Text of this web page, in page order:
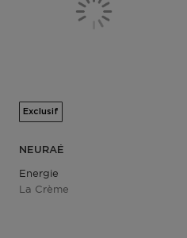
Exclusif
NEURAÉ
Energie
La Crème